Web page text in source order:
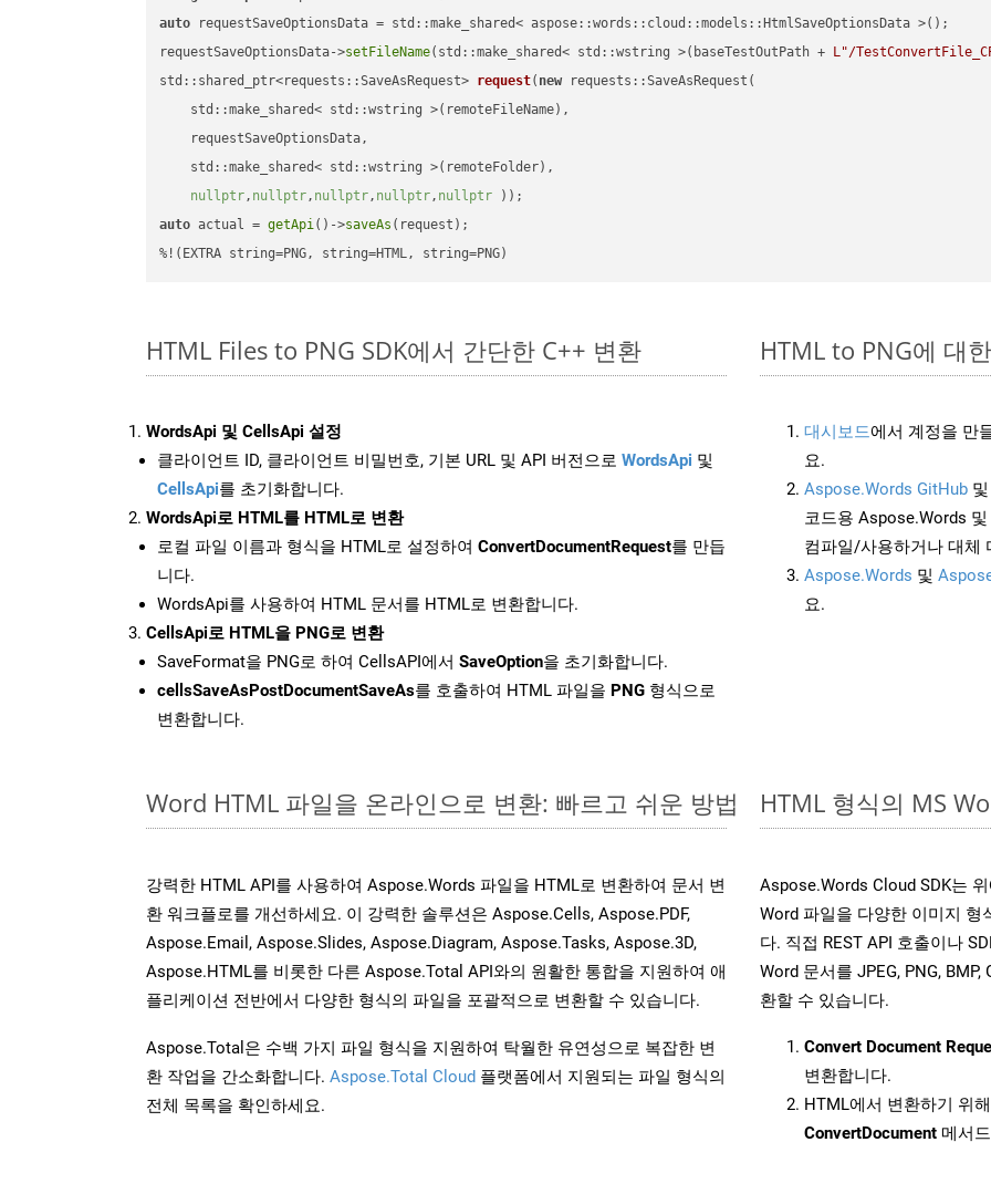
auto requestSaveOptionsData = std::make_shared< aspose::words::cloud::models::HtmlSaveOptionsData >();
requestSaveOptionsData->setFileName(std::make_shared< std::wstring >(baseTestOutPath + L"/
std::shared_ptr<requests::SaveAsRequest> request( new requests::SaveAsRequest(
    std::make_shared< std::wstring >(remoteFileName),
    requestSaveOptionsData,
    std::make_shared< std::wstring >(remoteFolder),
nullptr, nullptr, nullptr, nullptr, nullptr ))
auto actual = getApi()->saveAs (request);
%!(EXTRA string=PNG, string=HTML, string=PNG)
HTML Files to PNG SDK에서 간단한 C++ 변환
WordsApi 및 CellsApi 설정
클라이언트 ID, 클라이언트 비밀번호, 기본 URL 및 API 버전으로 WordsApi 및
CellsApi를 초기화합니다.
WordsApi로 HTML를 HTML로 변환
로컬 파일 이름과 형식을 HTML로 설정하여 ConvertDocumentRequest를 만듭
니다.
WordsApi를 사용하여 HTML 문서를 HTML로 변환합니다.
CellsApi로 HTML을 PNG로 변환
SaveFormat을 PNG로 하여 CellsAPI에서 SaveOption을 초기화합니다.
cellsSaveAsPostDocumentSaveAs를 호출하여 HTML 파일을 PNG 형식으로
변환합니다.
HTML to PNG에 대
대시보드에서 계정을 만
요.
Aspose.Words GitHub 및
코드용 Aspose.Words
컴파일/사용하거나 대체
Aspose.Words 및
요.
Word HTML 파일을 온라인으로 변환: 빠르고 쉬운 방법
강력한 HTML API를 사용하여 Aspose.Words 파일을 HTML로 변환하여 문서 변
환 워크플로를 개선하세요. 이 강력한 솔루션은 Aspose.Cells, Aspose.PDF,
Aspose.Email, Aspose.Slides, Aspose.Diagram, Aspose.Tasks, Aspose.3D,
Aspose.HTML를 비롯한 다른 Aspose.Total API와의 원활한 통합을 지원하여 애
플리케이션 전반에서 다양한 형식의 파일을 포괄적으로 변환할 수 있습니다.
Aspose.Total은 수백 가지 파일 형식을 지원하여 탁월한 유연성으로 복잡한 변
환 작업을 간소화합니다. Aspose.Total Cloud 플랫폼에서 지원되는 파일 형식의
전체 목록을 확인하세요.
HTML 형식의 MS
Aspose.Words Cloud SDK는
Word 파일을 다양한 이미지 형
다. 직접 REST API 호출이나
Word 문서를 JPEG, PNG,
환할 수 있습니다.
Convert Document
변환합니다.
HTML에서 변환하기 위
ConvertDocument 메서